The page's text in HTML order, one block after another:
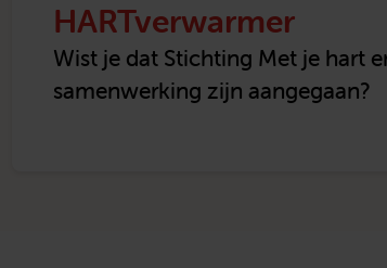
HARTverwarmer
Wist je dat Stichting Met je hart
samenwerking zijn aangegaan?